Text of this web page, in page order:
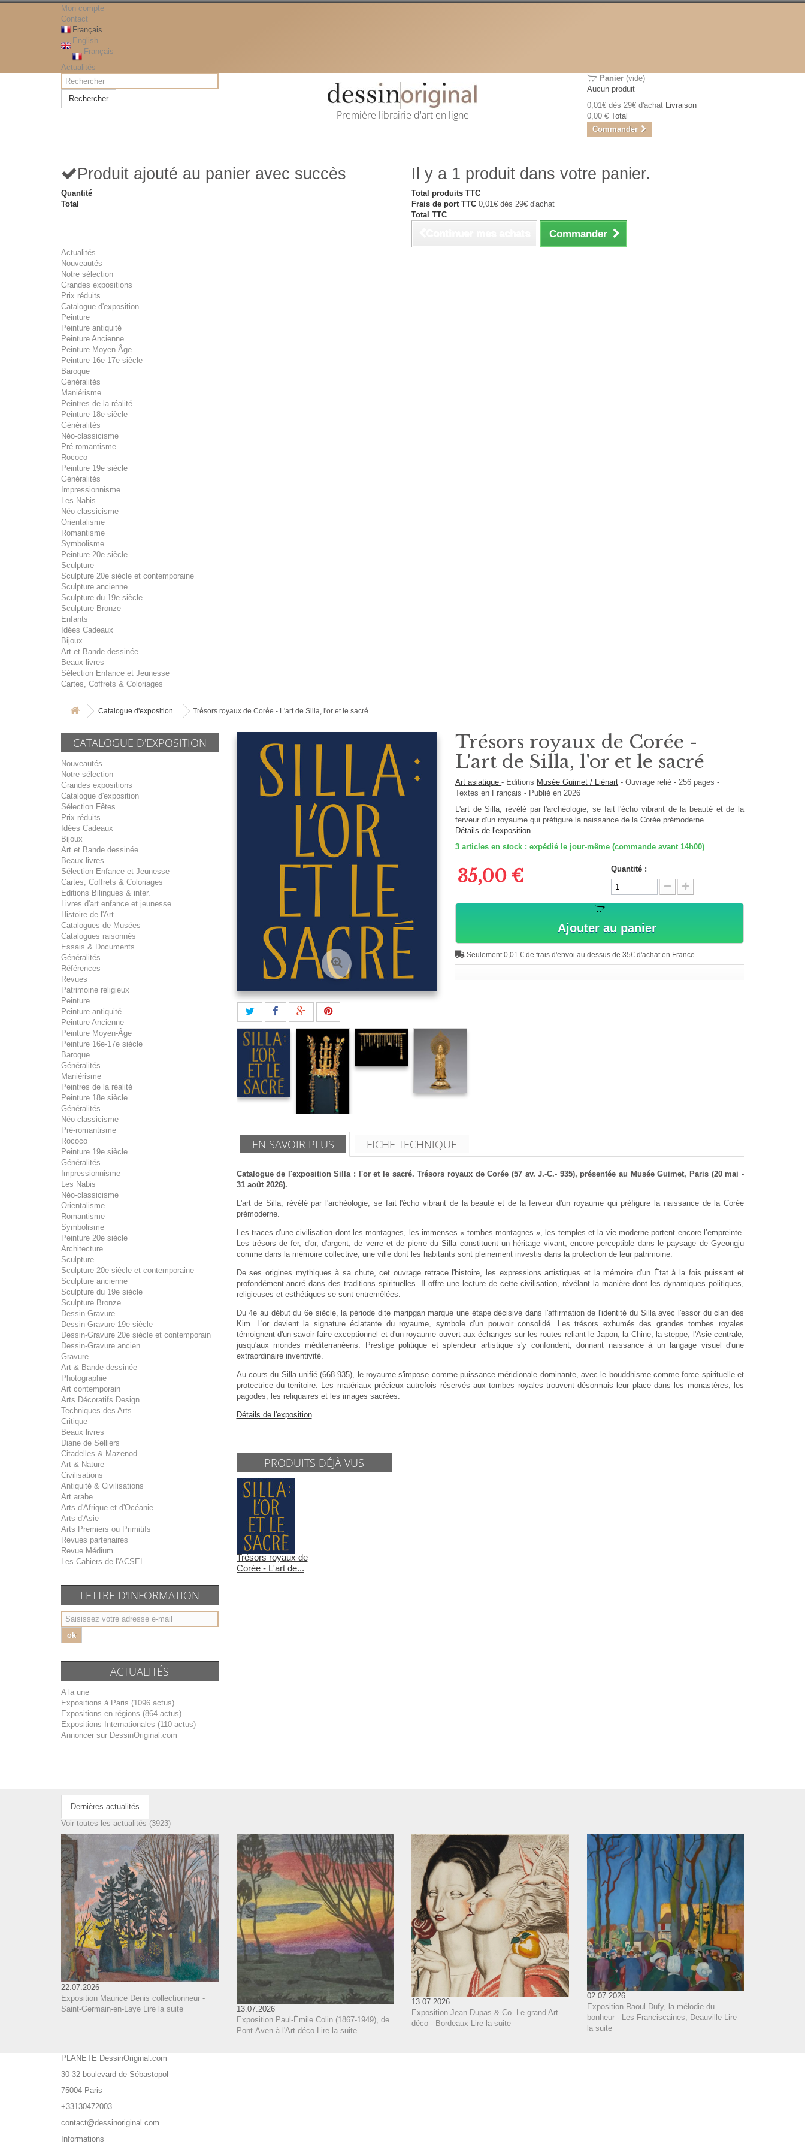
Mon compte
Contact
Français
English
Français
Actualités
Rechercher
Première librairie d'art en ligne
Panier (vide)
Aucun produit
0,01€ dès 29€ d'achat Livraison
0,00 € Total
Commander
Produit ajouté au panier avec succès
Quantité
Total
Il y a 1 produit dans votre panier.
Total produits TTC
Frais de port TTC 0,01€ dès 29€ d'achat
Total TTC
Commander
Actualités
Nouveautés
Notre sélection
Grandes expositions
Prix réduits
Catalogue d'exposition
Peinture
Peinture antiquité
Peinture Ancienne
Peinture Moyen-Âge
Peinture 16e-17e siècle
Baroque
Généralités
Maniérisme
Peintres de la réalité
Peinture 18e siècle
Généralités
Néo-classicisme
Pré-romantisme
Rococo
Peinture 19e siècle
Généralités
Impressionnisme
Les Nabis
Néo-classicisme
Orientalisme
Romantisme
Symbolisme
Peinture 20e siècle
Sculpture
Sculpture 20e siècle et contemporaine
Sculpture ancienne
Sculpture du 19e siècle
Sculpture Bronze
Enfants
Idées Cadeaux
Bijoux
Art et Bande dessinée
Beaux livres
Sélection Enfance et Jeunesse
Cartes, Coffrets & Coloriages
Catalogue d'exposition Trésors royaux de Corée - L'art de Silla, l'or et le sacré
CATALOGUE D'EXPOSITION
Nouveautés
Notre sélection
Grandes expositions
Catalogue d'exposition
Sélection Fêtes
Prix réduits
Idées Cadeaux
Bijoux
Art et Bande dessinée
Beaux livres
Sélection Enfance et Jeunesse
Cartes, Coffrets & Coloriages
Editions Bilingues & inter.
Livres d'art enfance et jeunesse
Histoire de l'Art
Catalogues de Musées
Catalogues raisonnés
Essais & Documents
Généralités
Références
Revues
Patrimoine religieux
Peinture
Peinture antiquité
Peinture Ancienne
Peinture Moyen-Âge
Peinture 16e-17e siècle
Baroque
Généralités
Maniérisme
Peintres de la réalité
Peinture 18e siècle
Généralités
Néo-classicisme
Pré-romantisme
Rococo
Peinture 19e siècle
Généralités
Impressionnisme
Les Nabis
Néo-classicisme
Orientalisme
Romantisme
Symbolisme
Peinture 20e siècle
Architecture
Sculpture
Sculpture 20e siècle et contemporaine
Sculpture ancienne
Sculpture du 19e siècle
Sculpture Bronze
Dessin Gravure
Dessin-Gravure 19e siècle
Dessin-Gravure 20e siècle et contemporain
Dessin-Gravure ancien
Gravure
Art & Bande dessinée
Photographie
Art contemporain
Arts Décoratifs Design
Techniques des Arts
Critique
Beaux livres
Diane de Selliers
Citadelles & Mazenod
Art & Nature
Civilisations
Antiquité & Civilisations
Art arabe
Arts d'Afrique et d'Océanie
Arts d'Asie
Arts Premiers ou Primitifs
Revues partenaires
Revue Médium
Les Cahiers de l'ACSEL
LETTRE D'INFORMATION
ok
ACTUALITÉS
A la une
Expositions à Paris (1096 actus)
Expositions en régions (864 actus)
Expositions Internationales (110 actus)
Annoncer sur DessinOriginal.com
Trésors royaux de Corée -
L'art de Silla, l'or et le sacré
Art asiatique- Editions Musée Guimet / Liénart -Ouvrage relié-256pages -
Textes en Français- Publié en 2026
L'art de Silla, révélé par l'archéologie, se fait l'écho vibrant de la beauté et de la
ferveur d'un royaume qui préfigure la naissance de la Corée prémoderne.
Détails de l'exposition
3 articles en stock : expédié le jour-même (commande avant 14h00)
35,00 € Quantité :
Ajouter au panier
Seulement 0,01 € de frais d'envoi au dessus de 35€ d'achat en France
EN SAVOIR PLUS FICHE TECHNIQUE
Catalogue de l'exposition Silla : l'or et le sacré. Trésors royaux de Corée (57 av. J.-C.- 935), présentée au Musée Guimet, Paris (20 mai -
31 août 2026).
L'art de Silla, révélé par l'archéologie, se fait l'écho vibrant de la beauté et de la ferveur d'un royaume qui préfigure la naissance de la Corée
prémoderne.
Les traces d'une civilisation dont les montagnes, les immenses « tombes-montagnes », les temples et la vie moderne portent encore l’empreinte.
Les trésors de fer, d'or, d'argent, de verre et de pierre du Silla constituent un héritage vivant, encore perceptible dans le paysage de Gyeongju
comme dans la mémoire collective, une ville dont les habitants sont pleinement investis dans la protection de leur patrimoine.
De ses origines mythiques à sa chute, cet ouvrage retrace l'histoire, les expressions artistiques et la mémoire d'un État à la fois puissant et
profondément ancré dans des traditions spirituelles. Il offre une lecture de cette civilisation, révélant la manière dont les dynamiques politiques,
religieuses et esthétiques se sont entremêlées.
Du 4e au début du 6e siècle, la période dite maripgan marque une étape décisive dans l'affirmation de l'identité du Silla avec l'essor du clan des
Kim. L'or devient la signature éclatante du royaume, symbole d'un pouvoir consolidé. Les trésors exhumés des grandes tombes royales
témoignent d'un savoir-faire exceptionnel et d'un royaume ouvert aux échanges sur les routes reliant le Japon, la Chine, la steppe, l'Asie centrale,
jusqu'aux mondes méditerranéens. Prestige politique et splendeur artistique s'y confondent, donnant naissance à un langage visuel d'une
extraordinaire inventivité.
Au cours du Silla unifié (668-935), le royaume s'impose comme puissance méridionale dominante, avec le bouddhisme comme force spirituelle et
protectrice du territoire. Les matériaux précieux autrefois réservés aux tombes royales trouvent désormais leur place dans les monastères, les
pagodes, les reliquaires et les images sacrées.
Détails de l'exposition
PRODUITS DÉJÀ VUS
Trésors royaux de
Corée - L'art de...
Dernières actualités
Voir toutes les actualités (3923)
22.07.2026
Exposition Maurice Denis collectionneur -
Saint-Germain-en-Laye Lire la suite
13.07.2026
Exposition Paul-Émile Colin (1867-1949), de
Pont-Aven à l'Art déco Lire la suite
13.07.2026
Exposition Jean Dupas & Co. Le grand Art
déco - Bordeaux Lire la suite
02.07.2026
Exposition Raoul Dufy, la mélodie du
bonheur - Les Franciscaines, Deauville
Lire
la suite
PLANETE DessinOriginal.com
30-32 boulevard de Sébastopol
75004 Paris
+33130472003
contact@dessinoriginal.com
Informations